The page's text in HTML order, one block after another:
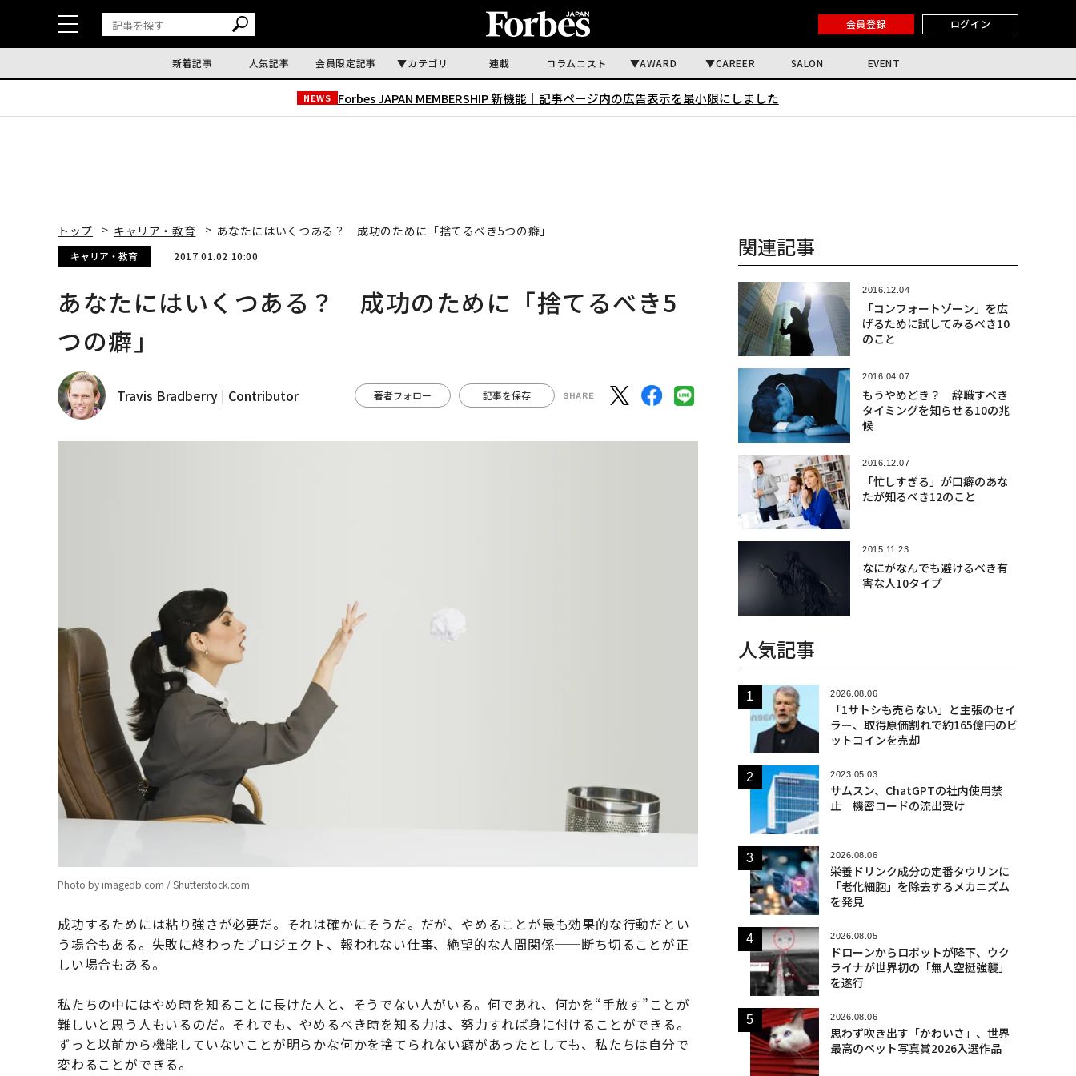
会員登録 ログイン
新着記事 人気記事 会員限定記事 カテゴリ 連載 コラムニスト AWARD CAREER SALON EVENT
NEWS Forbes JAPAN MEMBERSHIP 新機能｜ 記事ページ内の広告表示を最小限にしました
トップ キャリア・教育 あなたにはいくつある？ 成功のために「捨てるべき5つの癖」
キャリア・教育 2017.01.02 10:00
あなたにはいくつある？ 成功のために「捨てるべき5
つの癖」
Travis Bradberry | Contributor 著者フォロー 記事を保存
Photo by imagedb.com / Shutterstock.com
成功するためには粘り強さが必要だ。それは確かにそうだ。だが、やめることが最も効果的な行動だとい
う場合もある。失敗に終わったプロジェクト、報われない仕事、絶望的な人間関係──断ち切ることが正
しい場合もある。
私たちの中にはやめ時を知ることに長けた人と、そうでない人がいる。何であれ、何かを“手放す”ことが
難しいと思う人もいるのだ。それでも、やめるべき時を知る力は、努力すれば身に付けることができる。
ずっと以前から機能していないことが明らかな何かを捨てられない癖があったとしても、私たちは自分で
変わることができる。
関連記事
2016.12.04
「コンフォートゾーン」を広
げるために試してみるべき10
のこと
2016.04.07
もうやめどき？ 辞職すべき
タイミングを知らせる10の兆
候
2016.12.07
「忙しすぎる」が口癖のあな
たが知るべき12のこと
2015.11.23
なにがなんでも避けるべき有
害な人10タイプ
人気記事
2026.08.06
「1サトシも売らない」と主張のセイ
ラー、取得原価割れで約165億円のビ
ットコインを売却
2023.05.03
サムスン、ChatGPTの社内使用禁
止 機密コードの流出受け
2026.08.06
栄養ドリンク成分の定番タウリンに
「老化細胞」を除去するメカニズム
を発見
2026.08.05
ドローンからロボットが降下、ウク
ライナが世界初の「無人空挺強襲」
を遂行
2026.08.06
思わず吹き出す「かわいさ」、世界
最高のペット写真賞2026入選作品